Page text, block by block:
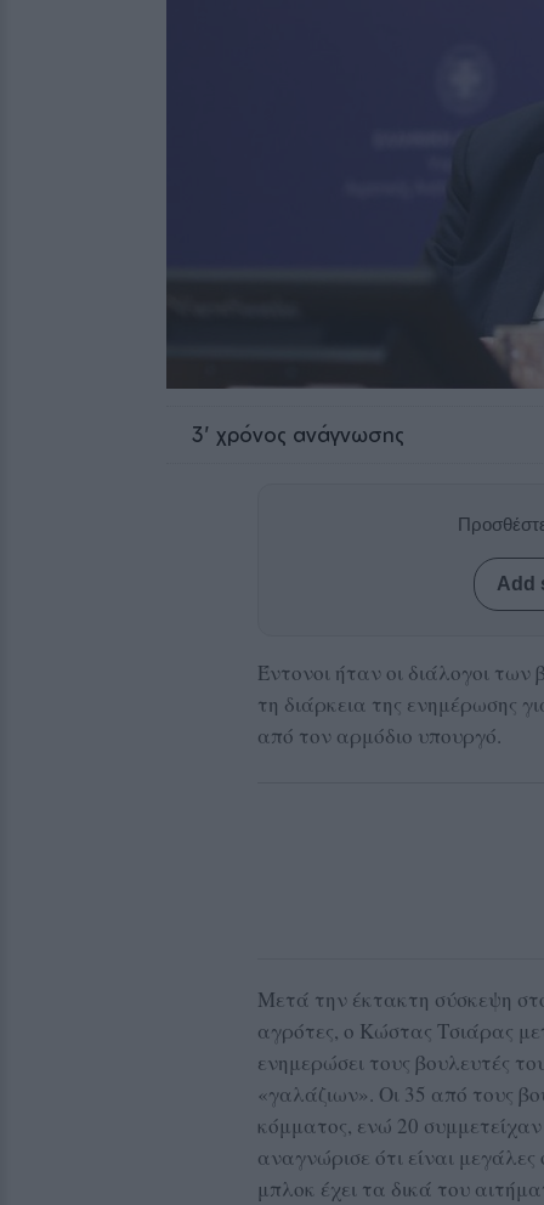
3' χρόνος ανάγνωσης
Add
Έντονοι ήταν οι διάλογοι
τη διάρκεια της ενημέρωσης
από τον αρμόδιο υπουργό.
Μετά την έκτακτη σύσκεψη
αγρότες, ο Κώστας Τσιάρας
ενημερώσει τους βουλευτές
«γαλάζιων». Οι 35 από τους
κόμματος, ενώ 20
αναγνώρισε ότι είναι μεγάλες
μπλοκ έχει τα δικά του